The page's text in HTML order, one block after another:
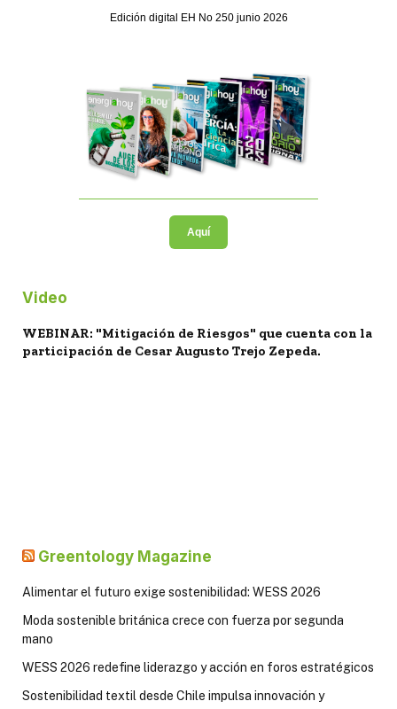
Edición digital EH No 250 junio 2026
Aquí
Video
WEBINAR: "Mitigación de Riesgos" que cuenta con la
participación de Cesar Augusto Trejo Zepeda.
Greentology Magazine
Alimentar el futuro exige sostenibilidad: WESS 2026
Moda sostenible británica crece con fuerza por segunda
mano
WESS 2026 redefine liderazgo y acción en foros estratégicos
Sostenibilidad textil desde Chile impulsa innovación y